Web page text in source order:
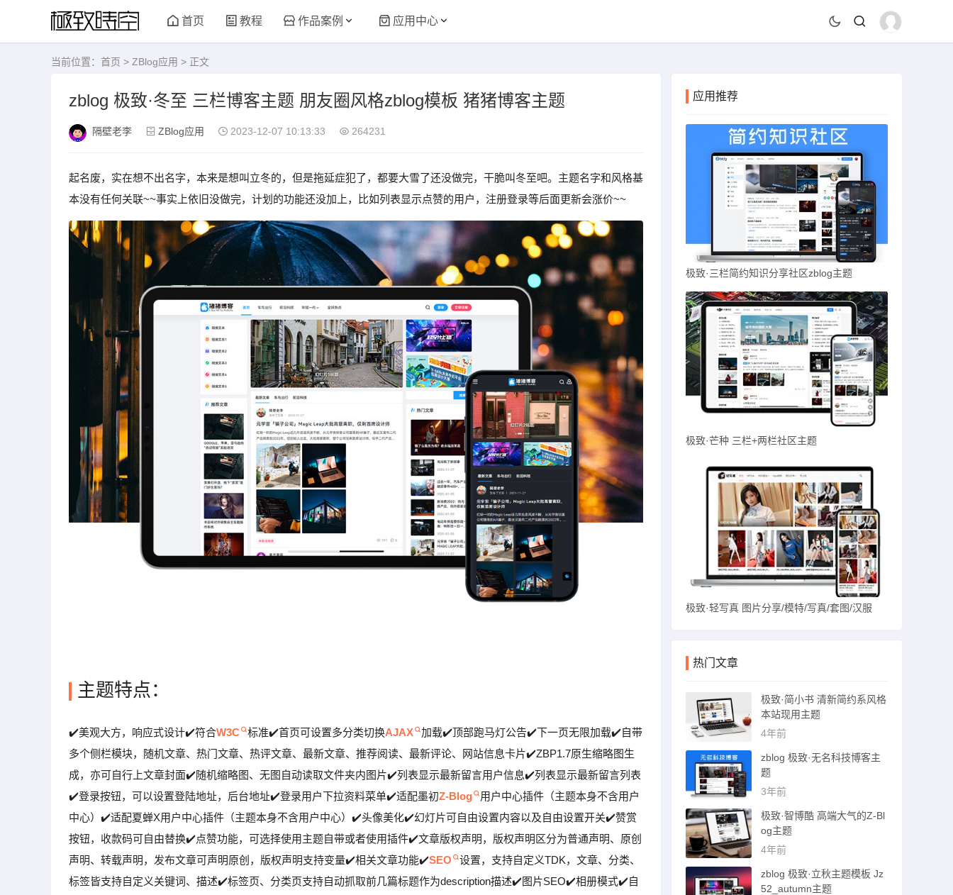
首页 教程 作品案例 应用中心
当前位置： 首页 > ZBlog应用 > 正文
zblog 极致·冬至 三栏博客主题 朋友圈风格zblog模板 猪猪博客主题
隔壁老李 ZBlog应用 2023-12-07 10:13:33 264231
起名废，实在想不出名字，本来是想叫立冬的，但是拖延症犯了，都要大雪了还没做完，干脆叫冬至吧。主题名字和风格基
本没有任何关联~~事实上依旧没做完，计划的功能还没加上，比如列表显示点赞的用户，注册登录等后面更新会涨价~~
主题特点：
✔️美观大方，响应式设计✔️符合W3C 标准✔️首页可设置多分类切换AJAX
加载✔️顶部跑马灯公告✔️下一页无限加载✔️自带
多个侧栏模块，随机文章、热门文章、热评文章、最新文章、推荐阅读、最新评论、网站信息卡片✔️ZBP1.7原生缩略图生
成，亦可自行上文章封面✔️随机缩略图、无图自动读取文件夹内图片✔️列表显示最新留言用户信息✔️列表显示最新留言列表
✔️登录按钮，可以设置登陆地址，后台地址✔️登录用户下拉资料菜单✔️适配墨初Z-Blog
用户中心插件（主题本身不含用户
中心）✔️适配夏蝉X用户中心插件（主题本身不含用户中心）✔️头像美化✔️幻灯片可自由设置内容以及自由设置开关✔️赞赏
按钮，收款码可自由替换✔️点赞功能，可选择使用主题自带或者使用插件✔️文章版权声明，版权声明区分为普通声明、原创
声明、转载声明，发布文章可声明原创，版权声明支持变量✔️相关文章功能✔️SEO
设置，支持自定义TDK，文章、分类、
标签皆支持自定义关键词、描述✔️标签页、分类页支持自动抓取前几篇标题作为description描述✔️图片SEO✔️相册模式✔️自
应用推荐
极致·三栏简约知识分享社区zblog主题
极致·芒种 三栏+两栏社区主题
极致·轻写真 图片分享/模特/写真/套图/汉服
热门文章
极致·简小书 清新简约系风格
本站现用主题
4年前
zblog 极致·无名科技博客主
题
3年前
极致·智博酷 高端大气的Z-Bl
og主题
4年前
zblog 极致·立秋主题模板 Jz
52_autumn主题